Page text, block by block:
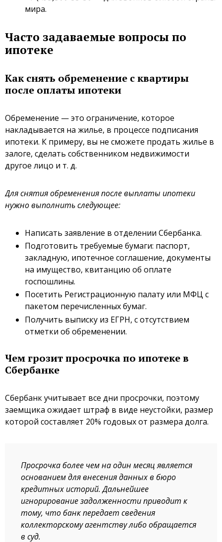
мира.
Часто задаваемые вопросы по
ипотеке
Как снять обременение с квартиры
после оплаты ипотеки
Обременение — это ограничение, которое
накладывается на жилье, в процессе подписания
ипотеки. К примеру, вы не сможете продать жилье в
залоге, сделать собственником недвижимости
другое лицо и т. д.
Для снятия обременения после выплаты ипотеки
нужно выполнить следующее:
Написать заявление в отделении Сбербанка.
Подготовить требуемые бумаги: паспорт,
закладную, ипотечное соглашение, документы
на имущество, квитанцию об оплате
госпошлины.
Посетить Регистрационную палату или МФЦ с
пакетом перечисленных бумаг.
Получить выписку из ЕГРН, с отсутствием
отметки об обременении.
Чем грозит просрочка по ипотеке в
Сбербанке
Сбербанк учитывает все дни просрочки, поэтому
заемщика ожидает штраф в виде неустойки, размер
которой составляет 20% годовых от размера долга.
Просрочка более чем на один месяц является
основанием для внесения данных в бюро
кредитных историй. Дальнейшее
игнорирование задолженности приводит к
тому, что банк передает сведения
коллекторскому агентству либо обращается
в суд.